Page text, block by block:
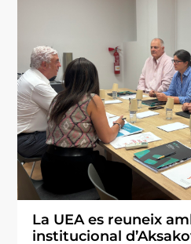
La UEA es reuneix
institucional